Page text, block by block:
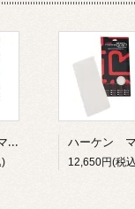
ハーケン マリングリップテープ 76ｍｍ×305ｍｍ 8枚入り ホワイト
)
12,650円(税